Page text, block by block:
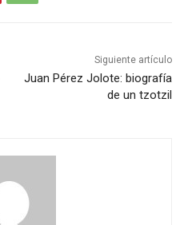
Siguiente artículo
Juan Pérez Jolote: biografía
de un tzotzil